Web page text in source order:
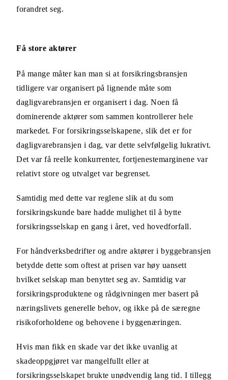
forandret seg.
Få store aktører
På mange måter kan man si at forsikringsbransjen
tidligere var organisert på lignende måte som
dagligvarebransjen er organisert i dag. Noen få
dominerende aktører som sammen kontrollerer hele
markedet. For forsikringsselskapene, slik det er for
dagligvarebransjen i dag, var dette selvfølgelig lukrativt.
Det var få reelle konkurrenter, fortjenestemarginene var
relativt store og utvalget var begrenset.
Samtidig med dette var reglene slik at du som
forsikringskunde bare hadde mulighet til å bytte
forsikringsselskap en gang i året, ved hovedforfall.
For håndverksbedrifter og andre aktører i byggebransjen
betydde dette som oftest at prisen var høy uansett
hvilket selskap man benyttet seg av. Samtidig var
forsikringsproduktene og rådgivningen mer basert på
næringslivets generelle behov, og ikke på de særegne
risikoforholdene og behovene i byggenæringen.
Hvis man fikk en skade var det ikke uvanlig at
skadeoppgjøret var mangelfullt eller at
forsikringsselskapet brukte unødvendig lang tid. I tillegg